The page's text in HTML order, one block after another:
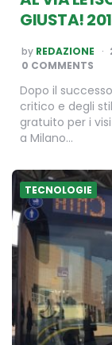
GIUSTA!
POSTED
BY
by REDAZIONE
0 COMMENTS
Dopo il
critico e degli
gratuito per i
a Milano…
TECNOLOGIE